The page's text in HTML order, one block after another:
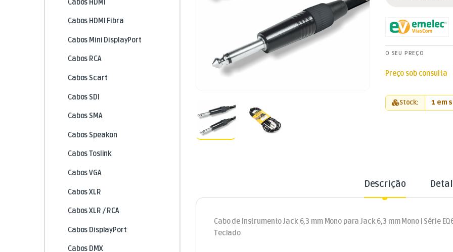
O SEU PREÇO
Preço sob consulta
Stock: 1 em
Descrição
Cabo de Instrumento Jack 6,3 mm Mono para Jack 6,3 mm Mono | Série
Teclado
Cabos HDMI
Cabos HDMI Fibra
Cabos Mini DisplayPort
Cabos RCA
Cabos Scart
Cabos SDI
Cabos SMA
Cabos Speakon
Cabos Toslink
Cabos VGA
Cabos XLR
Cabos XLR / RCA
Cabos DisplayPort
Cabos DMX